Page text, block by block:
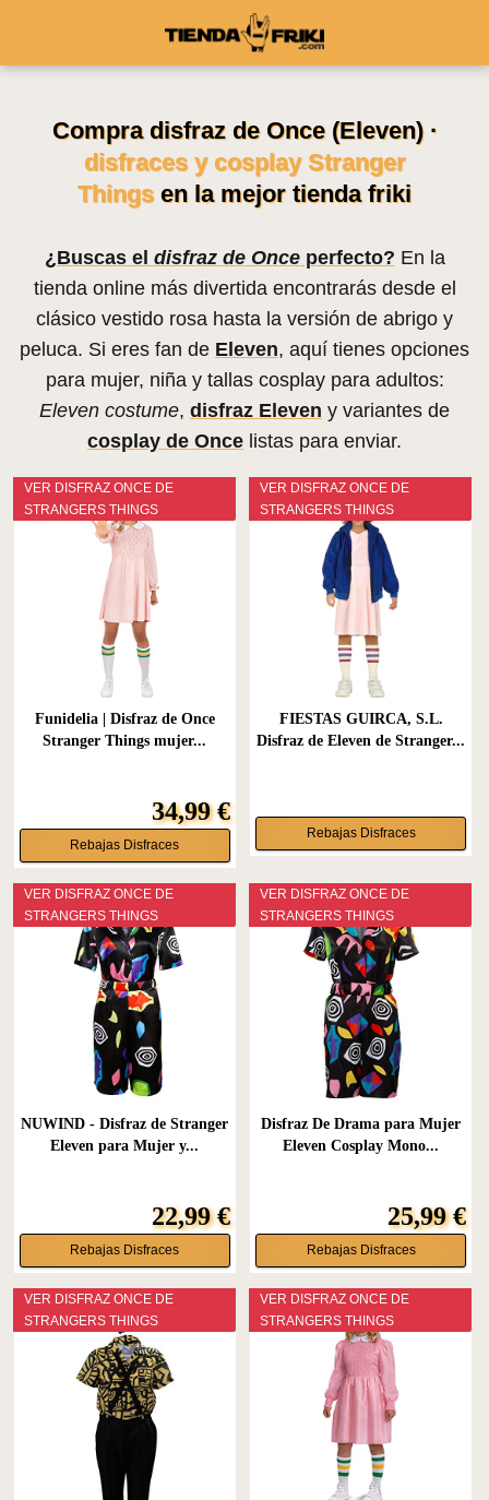
Compra disfraz de Once (Eleven) ·
disfraces y cosplay Stranger
Thingsen la mejor tienda friki
¿Buscas el disfraz de Onceperfecto? En la
tienda online más divertida encontrarás desde el
clásico vestido rosa hasta la versión de abrigo y
peluca. Si eres fan de Eleven, aquí tienes opciones
para mujer, niña y tallas cosplay para adultos:
Eleven costume, disfraz Eleven y variantes de
cosplay de Once listas para enviar.
VER DISFRAZ ONCE DE
STRANGERS THINGS
Funidelia | Disfraz de Once
Stranger Things mujer...
34,99 €
Rebajas Disfraces
VER DISFRAZ ONCE DE
STRANGERS THINGS
FIESTAS GUIRCA, S.L.
Disfraz de Eleven de Stranger...
Rebajas Disfraces
VER DISFRAZ ONCE DE
STRANGERS THINGS
NUWIND - Disfraz de Stranger
Eleven para Mujer y...
22,99 €
Rebajas Disfraces
VER DISFRAZ ONCE DE
STRANGERS THINGS
Disfraz De Drama para Mujer
Eleven Cosplay Mono...
25,99 €
Rebajas Disfraces
VER DISFRAZ ONCE DE
STRANGERS THINGS
VER DISFRAZ ONCE DE
STRANGERS THINGS